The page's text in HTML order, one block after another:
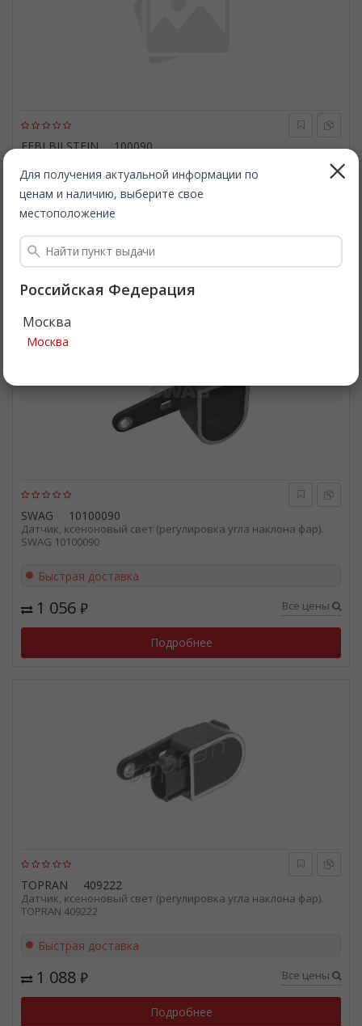
Для получения актуальной информации по
ценам и наличию, выберите свое
местоположение
Российская Федерация
Москва
Москва
FEBI BILSTEIN 100090
FEBI BILSTEIN 100090
1 904₽ Все цены
Подробнее
SWAG 10100090
Датчик, ксеноновый свет (регулировка угла наклона фар).
SWAG 10100090
Выгодно
Быстрая доставка
1 056 ₽ Все цены
Подробнее
TOPRAN 409222
Датчик, ксеноновый свет (регулировка угла наклона фар).
TOPRAN 409222
Быстрая доставка
1 088 ₽ Все цены
Подробнее